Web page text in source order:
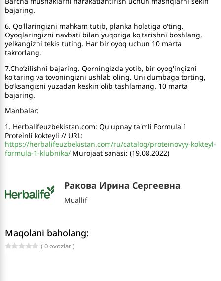
bajaring.
6. Qo'llaringizni mahkam tutib, planka holatiga o'ting.
Oyoqlaringizni navbati bilan yuqoriga ko'tarishni boshlang,
yelkangizni tekis tuting. Har bir oyoq uchun 10 marta
takrorlang.
7.Cho’zilishni bajaring. Qorningizda yotib, bir oyog'ingizni
ko'taring va tovoningizni ushlab oling. Uni dumbaga torting,
bo’ksangizni yuzadan keskin olib tashlamang. 10 marta
bajaring.
Manbalar:
1. Herbalifeuzbekistan.com: Qulupnay ta'mli Formula 1
Proteinli kokteyli // URL:
https://herbalifeuzbekistan.com/ru/catalog/proteinovyy-kokteyl-
formula-1-klubnika/ Murojaat sanasi: (19.08.2022)
Ракова Ирина Сергеевна
Muallif
Maqolani baholang:
( 0 ovozlar )